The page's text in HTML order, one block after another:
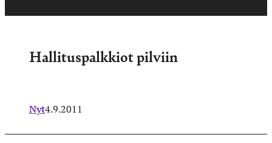
Hallituspalkkiot pilviin
Nyt4.9.2011